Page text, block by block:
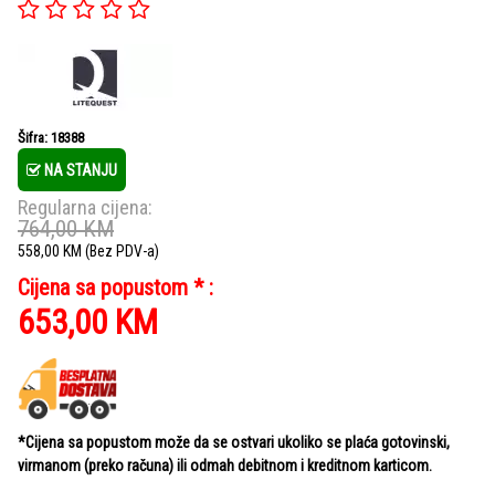
Šifra: 18388
NA STANJU
Regularna cijena:
764,00KM
558,00 KM (Bez PDV-a)
Cijena sa popustom * :
653,00 KM
*Cijena sa popustom može da se ostvari ukoliko se plaća gotovinski,
virmanom (preko računa) ili odmah debitnom i kreditnom karticom.